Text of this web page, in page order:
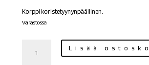
Korppi koristetyynynpäällinen.
Varastossa
kuutamossa
Lisää